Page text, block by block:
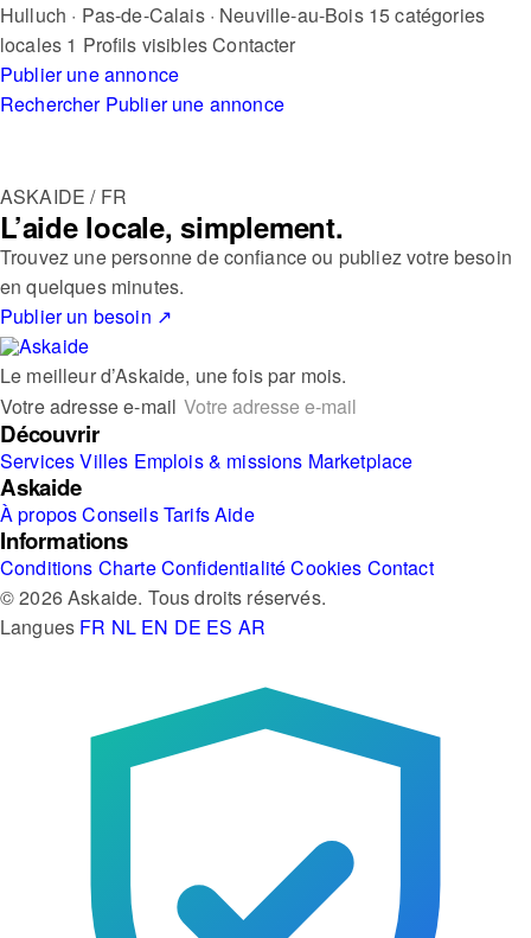
Hulluch · Pas-de-Calais · Neuville-au-Bois 15 catégories
locales 1 Profils visiblesContacter
Publier une annonce
Rechercher Publier une annonce
ASKAIDE / FR
L’aide locale, simplement.
Trouvez une personne de confiance ou publiez votre besoin
en quelques minutes.
Publier un besoin ↗
Le meilleur d’Askaide, une fois par mois.
Votre adresse e-mail
Découvrir
ServicesVilles Emplois & missions Marketplace
Askaide
À proposConseilsTarifsAide
Informations
Conditions CharteConfidentialitéCookies Contact
© 2026 Askaide. Tous droits réservés.
Langues FR NL EN DE ES AR